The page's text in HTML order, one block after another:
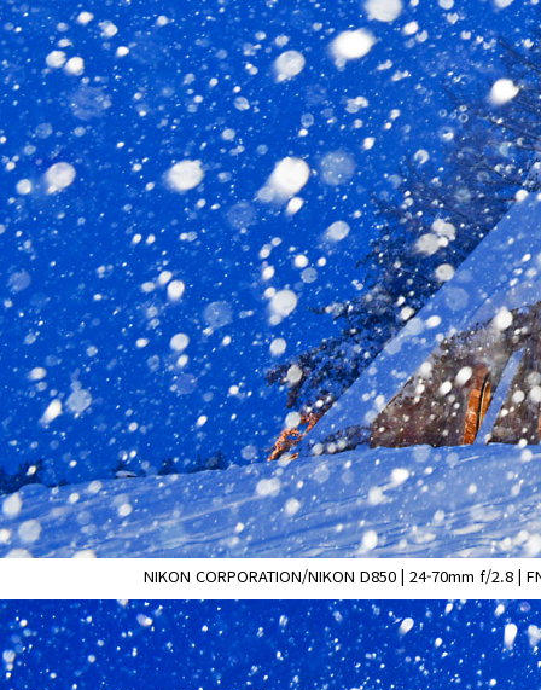
NIKON CORPORATION/NIKON D850 | 24-70mm f/2.8